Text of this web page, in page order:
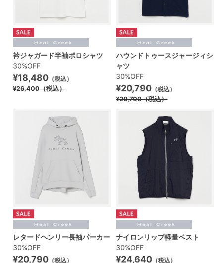
衿ジャガード半袖ポロシャツ
30%OFF
¥18,480 （税込）
¥26,400（税込）
ハウンドトゥースジャージィシ
ャツ
30%OFF
¥20,790 （税込）
¥29,700（税込）
レタードヘンリー長袖パーカー
30%OFF
¥20,790 （税込）
ナイロンリップ軽量ベスト
30%OFF
¥24,640 （税込）